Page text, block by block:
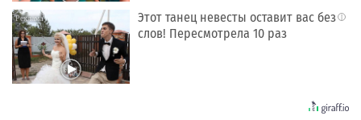
i
Этот танец невесты оставит вас без
слов! Пересмотрела 10 раз